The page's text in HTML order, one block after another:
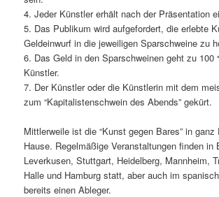
4. Jeder Künstler erhält nach der Präsentation
5. Das Publikum wird aufgefordert, die erlebte
Geldeinwurf in die jeweiligen Sparschweine zu
6. Das Geld in den Sparschweinen geht zu 100
Künstler.
7. Der Künstler oder die Künstlerin mit dem
zum “Kapitalistenschwein des Abends” gekürt.
Mittlerweile ist die “Kunst gegen Bares” in
Hause. Regelmäßige Veranstaltungen finden in
Leverkusen, Stuttgart, Heidelberg, Mannheim,
Halle und Hamburg statt, aber auch im
bereits einen Ableger.